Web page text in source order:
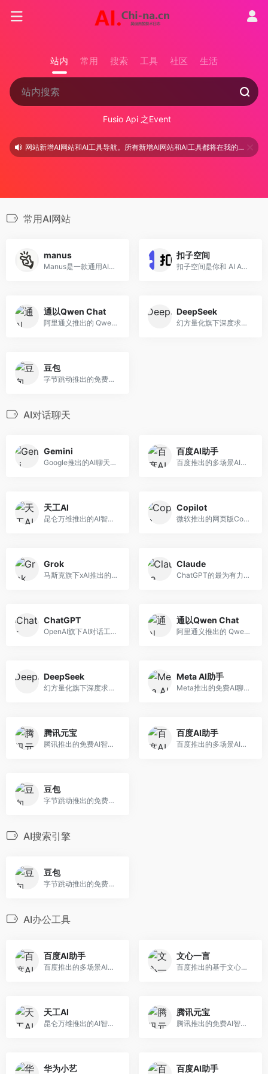
站内 常用 搜索 工具 社区 生活
Fusio Api 之Event
网站新增AI网站和AI工具导航。所有新增AI网站和AI工具都将在我的测试才会上架。 (04/17)
常用AI网站
manus
Manus是一款通用AI助手，可以将用户的想法转化为行动，自动完成各种任务。Manus具有全流程闭环执行、多智能体联邦协作、跨平台无界操作、动态记忆进化和安全沙箱机制等特点
扣子空间
扣子空间是你和 AI Agent 协同办公的最佳场所。 在扣子空间里，精通各项技能的「通用实习生」，各行各业的「领域专家」，任你选择。
通以Qwen Chat
阿里通义推出的 Qwen AI 大模型Web UI界面
DeepSeek
幻方量化旗下深度求索推出的开源大模型和聊天助手
豆包
字节跳动推出的免费AI智能助手
AI对话聊天
Gemini
Google推出的AI聊天对话机器人Gemini(国内不能使用过，此处仅做介绍)
百度AI助手
百度推出的多场景AI智能体助手
天工AI
昆仑万维推出的AI智能助手
Copilot
微软推出的网页版Copilot助手（国内不可用，此处仅做介绍）
Grok
马斯克旗下xAI推出的人工智能助手（国内不可用，此处仅作介绍）
Claude
ChatGPT的最为有力的竞争对手之一（国内不可用，此处仅作介绍）
ChatGPT
OpenAI旗下AI对话工具（国内不可用，此处仅作介绍）
通以Qwen Chat
阿里通义推出的 Qwen AI 大模型Web UI界面
DeepSeek
幻方量化旗下深度求索推出的开源大模型和聊天助手
Meta AI助手
Meta推出的免费AI聊天助手(国内不能使用，此处仅作介绍)
腾讯元宝
腾讯推出的免费AI智能助手
百度AI助手
百度推出的多场景AI智能体助手
豆包
字节跳动推出的免费AI智能助手
AI搜索引擎
豆包
字节跳动推出的免费AI智能助手
AI办公工具
百度AI助手
百度推出的多场景AI智能体助手
文心一言
百度推出的基于文心大模型的AI对话互动工具
天工AI
昆仑万维推出的AI智能助手
腾讯元宝
腾讯推出的免费AI智能助手
华为小艺 百度AI助手